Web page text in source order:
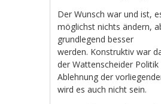
Der Wunsch war und ist,
möglichst nichts ändern,
grundlegend besser
werden. Konstruktiv war
der Wattenscheider Politik
Ablehnung der
wird es auch nicht sein.